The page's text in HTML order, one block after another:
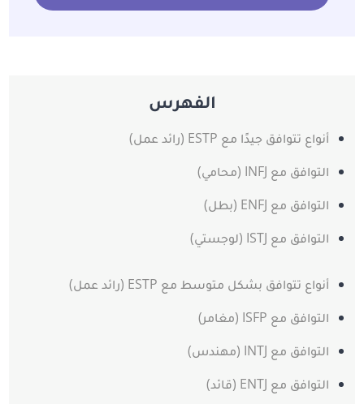
الفهرس
أنواع تتوافق جيدًا مع ESTP (رائد عمل)
التوافق مع INFJ (محامي)
التوافق مع ENFJ (بطل)
التوافق مع ISTJ (لوجستي)
أنواع تتوافق بشكل متوسط مع ESTP (رائد عمل)
التوافق مع ISFP (مغامر)
التوافق مع INTJ (مهندس)
التوافق مع ENTJ (قائد)